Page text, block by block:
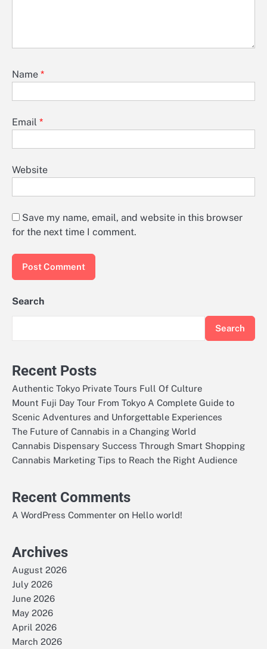
Name *
Email *
Website
Save my name, email, and website in this browser
for the next time I comment.
Search
Search
Recent Posts
Authentic Tokyo Private Tours Full Of Culture
Mount Fuji Day Tour From Tokyo A Complete Guide to
Scenic Adventures and Unforgettable Experiences
The Future of Cannabis in a Changing World
Cannabis Dispensary Success Through Smart Shopping
Cannabis Marketing Tips to Reach the Right Audience
Recent Comments
A WordPress Commenter on Hello world!
Archives
August 2026
July 2026
June 2026
May 2026
April 2026
March 2026